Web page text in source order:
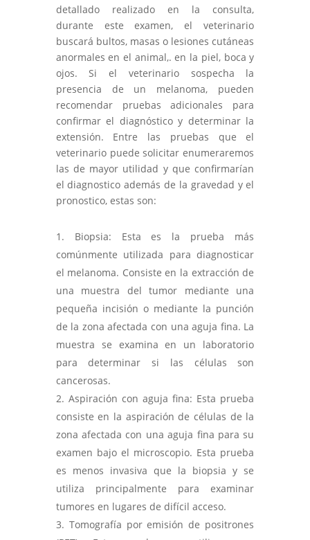
detallado realizado en la consulta,
durante este examen, el veterinario
buscará bultos, masas o lesiones cutáneas
anormales en el animal,. en la piel, boca y
ojos. Si el veterinario sospecha la
presencia de un melanoma, pueden
recomendar pruebas adicionales para
confirmar el diagnóstico y determinar la
extensión. Entre las pruebas que el
veterinario puede solicitar enumeraremos
las de mayor utilidad y que confirmarían
el diagnostico además de la gravedad y el
pronostico, estas son:
Biopsia: Esta es la prueba más
comúnmente utilizada para diagnosticar
el melanoma. Consiste en la extracción de
una muestra del tumor mediante una
pequeña incisión o mediante la punción
de la zona afectada con una aguja fina. La
muestra se examina en un laboratorio
para determinar si las células son
cancerosas.
Aspiración con aguja fina: Esta prueba
consiste en la aspiración de células de la
zona afectada con una aguja fina para su
examen bajo el microscopio. Esta prueba
es menos invasiva que la biopsia y se
utiliza principalmente para examinar
tumores en lugares de difícil acceso.
Tomografía por emisión de positrones